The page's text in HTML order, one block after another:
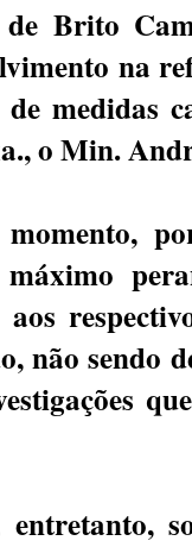
Brito
na
medidas
o Min.
aos
não sendo